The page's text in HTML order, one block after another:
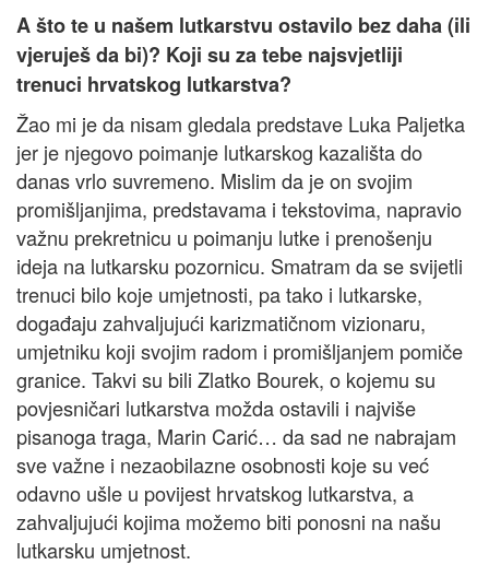
A što te u našem lutkarstvu ostavilo bez daha (ili
vjeruješ da bi)? Koji su za tebe najsvjetliji
trenuci hrvatskog lutkarstva?
Žao mi je da nisam gledala predstave Luka Paljetka
jer je njegovo poimanje lutkarskog kazališta do
danas vrlo suvremeno. Mislim da je on svojim
promišljanjima, predstavama i tekstovima, napravio
važnu prekretnicu u poimanju lutke i prenošenju
ideja na lutkarsku pozornicu. Smatram da se svijetli
trenuci bilo koje umjetnosti, pa tako i lutkarske,
događaju zahvaljujući karizmatičnom vizionaru,
umjetniku koji svojim radom i promišljanjem pomiče
granice. Takvi su bili Zlatko Bourek, o kojemu su
povjesničari lutkarstva možda ostavili i najviše
pisanoga traga, Marin Carić… da sad ne nabrajam
sve važne i nezaobilazne osobnosti koje su već
odavno ušle u povijest hrvatskog lutkarstva, a
zahvaljujući kojima možemo biti ponosni na našu
lutkarsku umjetnost.